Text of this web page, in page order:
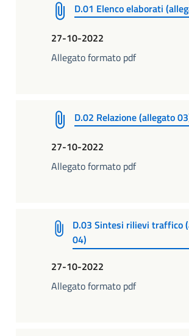
D.01 Elenco elaborati
27-10-2022
Allegato formato pdf
D.02 Relazione (allegato
27-10-2022
Allegato formato pdf
D.03 Sintesi rilievi traffico
04)
27-10-2022
Allegato formato pdf